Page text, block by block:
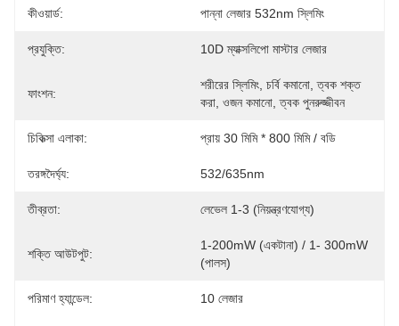
কীওয়ার্ড: পান্না লেজার 532nm স্লিমিং
প্রযুক্তি: 10D ম্যাক্সলিপো মাস্টার লেজার
ফাংশন:
শরীরের স্লিমিং, চর্বি কমানো, ত্বক শক্ত
করা, ওজন কমানো, ত্বক পুনরুজ্জীবন
চিকিত্সা এলাকা: প্রায় 30 মিমি * 800 মিমি / বডি
তরঙ্গদৈর্ঘ্য: 532/635nm
তীব্রতা: লেভেল 1-3 (নিয়ন্ত্রণযোগ্য)
শক্তি আউটপুট:
1-200mW (একটানা) / 1- 300mW
(পালস)
পরিমাণ হ্যান্ডেল: 10 লেজার